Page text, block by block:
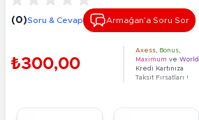
(0)Soru & Cevap Armağan’a Soru Sor
₺300,00
Axess Bonus
Maximum ve World
Kredi Kartınıza
Taksit Fırsatları !